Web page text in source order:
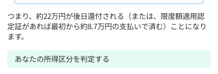
つまり、約22万円が後日還付される（または、限度額適用認
定証があれば最初から約8.7万円の支払いで済む）ことになり
ます。
あなたの所得区分を判定する